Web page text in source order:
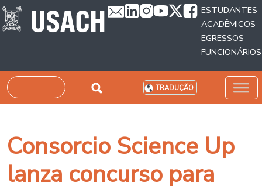
Passar para o conteúdo principal
ESTUDANTES
ACADÊMICOS
EGRESSOS
FUNCIONÁRIOS
Pesquisar TRADUÇÃO
Consorcio Science Up
lanza concurso para